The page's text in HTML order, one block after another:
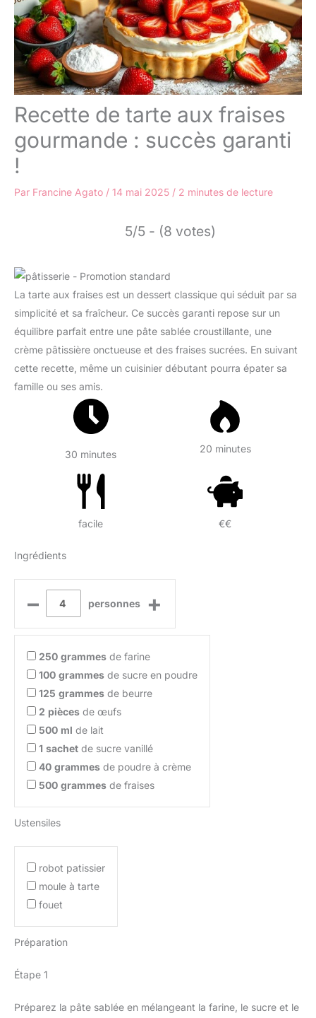
Recette de tarte aux fraises
gourmande : succès garanti
!
Par Francine Agato / 14 mai 2025 / 2 minutes de lecture
5/5 - (8 votes)
La tarte aux fraises est un dessert classique qui séduit par sa
simplicité et sa fraîcheur. Ce succès garanti repose sur un
équilibre parfait entre une pâte sablée croustillante, une
crème pâtissière onctueuse et des fraises sucrées. En suivant
cette recette, même un cuisinier débutant pourra épater sa
famille ou ses amis.
30 minutes 20 minutes
facile €€
Ingrédients
– personnes +
250 grammes de farine
100 grammes de sucre en poudre
125 grammes de beurre
2 pièces de œufs
500 ml de lait
1 sachet de sucre vanillé
40 grammes de poudre à crème
500 grammes de fraises
Ustensiles
robot patissier
moule à tarte
fouet
Préparation
Étape 1
Préparez la pâte sablée en mélangeant la farine, le sucre et le